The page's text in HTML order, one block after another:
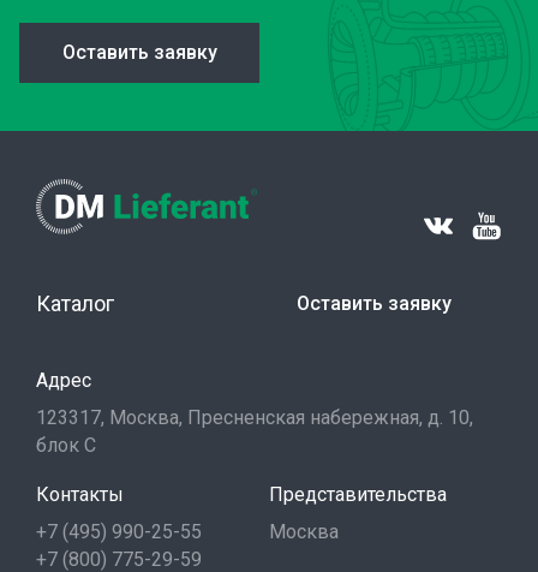
Оставить заявку
Каталог Оставить заявку
Адрес
123317, Москва, Пресненская набережная, д. 10,
блок С
Контакты
+7 (495) 990-25-55
+7 (800) 775-29-59
Представительства
Москва